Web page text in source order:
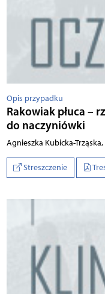
Opis przypadku
Rakowiak płuca –
do naczyniówki
Agnieszka Kubicka-
Streszczenie